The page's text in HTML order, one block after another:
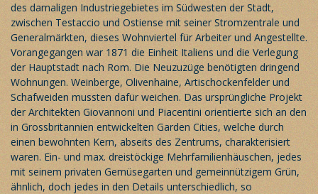
des damaligen Industriegebietes im Südwesten der Stadt,
zwischen Testaccio und Ostiense mit seiner Stromzentrale und
Generalmärkten, dieses Wohnviertel für Arbeiter und Angestellte.
Vorangegangen war 1871 die Einheit Italiens und die Verlegung
der Hauptstadt nach Rom. Die Neuzuzüge benötigten dringend
Wohnungen. Weinberge, Olivenhaine, Artischockenfelder und
Schafweiden mussten dafür weichen. Das ursprüngliche Projekt
der Architekten Giovannoni und Piacentini orientierte sich an den
in Grossbritannien entwickelten Garden Cities, welche durch
einen bewohnten Kern, abseits des Zentrums, charakterisiert
waren. Ein- und max. dreistöckige Mehrfamilienhäuschen, jedes
mit seinem privaten Gemüsegarten und gemeinnützigem Grün,
ähnlich, doch jedes in den Details unterschiedlich, so